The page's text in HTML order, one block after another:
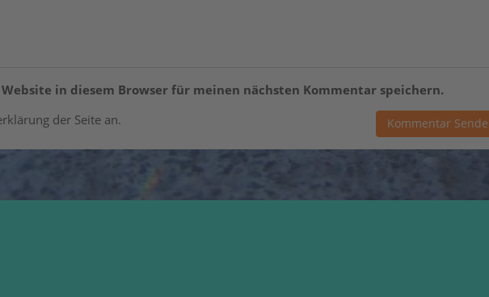
Website in diesem Browser für meinen nächsten Kommentar speichern.
der Seite an.